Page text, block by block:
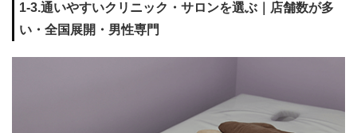
1-3.通いやすいクリニック・サロンを選ぶ｜店舗数が多
い・全国展開・男性専門